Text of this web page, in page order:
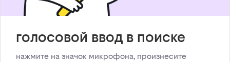
голосовой ввод в поиске
нажмите на значок микрофона, произнесите